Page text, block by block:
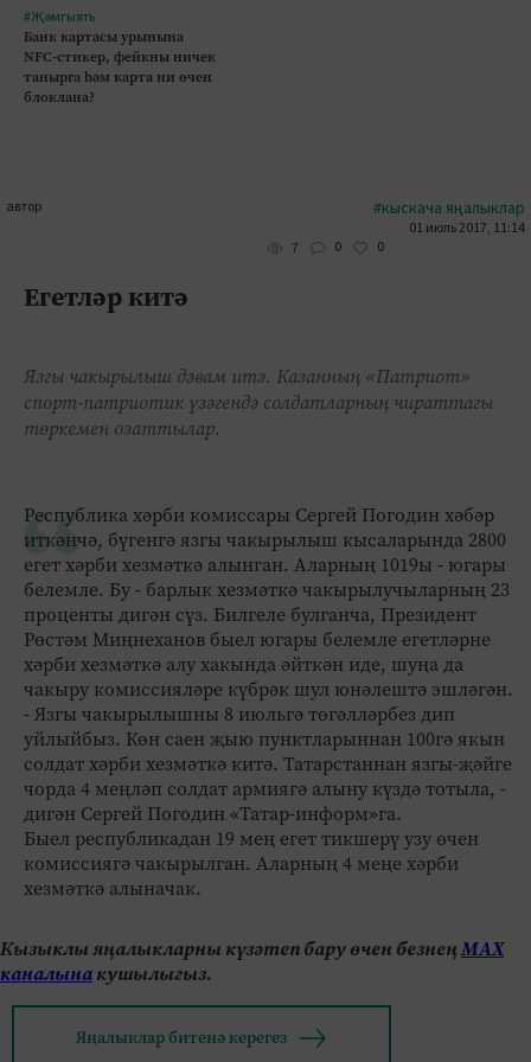
#Җәмгыять
Банк картасы урынына
NFC-стикер, фейкны ничек
танырга һәм карта ни өчен
блоклана?
автор #кыскача яңалыклар
01 июль 2017, 11:14
7
0 0
Егетләр китә
Язгы чакырылыш дәвам итә. Казанның «Патриот»
спорт-патриотик үзәгендә солдатларның чираттагы
төркемен озаттылар.
Республика хәрби комиссары Сергей Погодин хәбәр
иткәнчә, бүгенгә язгы чакырылыш кысаларында 2800
егет хәрби хезмәткә алынган. Аларның 1019ы - югары
белемле. Бу - барлык хезмәткә чакырылучыларның 23
проценты дигән сүз. Билгеле булганча, Президент
Рөстәм Миңнеханов быел югары белемле егетләрне
хәрби хезмәткә алу хакында әйткән иде, шуңа да
чакыру комиссияләре күбрәк шул юнәлештә эшләгән.
- Язгы чакырылышны 8 июльгә төгәлләрбез дип
уйлыйбыз. Көн саен җыю пунктларыннан 100гә якын
солдат хәрби хезмәткә китә. Татарстаннан язгы-җәйге
чорда 4 меңләп солдат армиягә алыну күздә тотыла, -
дигән Сергей Погодин «Татар-информ»га.
Быел республикадан 19 мең егет тикшерү узу өчен
комиссиягә чакырылган. Аларның 4 меңе хәрби
хезмәткә алыначак.
Кызыклы яңалыкларны күзәтеп бару өчен безнеңМАХ
каналынакушылыгыз.
Яңалыклар битенә керегез